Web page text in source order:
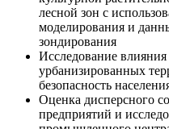
лесной зон с
моделирования и
зондирования
Исследование
урбанизированных
безопасность
Оценка дисперсного
предприятий и